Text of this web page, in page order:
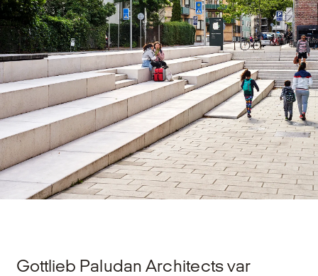
Gottlieb Paludan Architects var